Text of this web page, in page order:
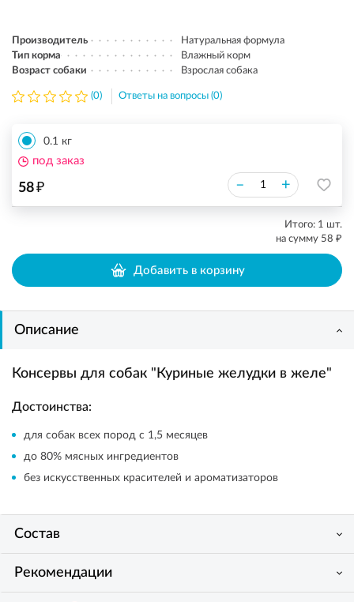
Производитель
Натуральная формула
Тип корма
Влажный корм
Возраст собаки
Взрослая собака
(0) Ответы на вопросы (0)
0.1 кг
58₽ – +
под заказ
Итого: 1 шт.
на сумму 58 ₽
Добавить в корзину
Описание
Консервы для собак "Куриные желудки в желе"
Достоинства:
для собак всех пород с 1,5 месяцев
до 80% мясных ингредиентов
без искусственных красителей и ароматизаторов
Состав
Рекомендации